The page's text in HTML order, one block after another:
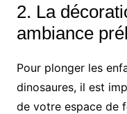
2. La
ambiance
Pour plonger les
dinosaures, il est
de votre espace de